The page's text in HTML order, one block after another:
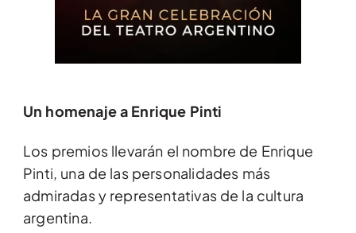
Un homenaje a Enrique Pinti
Los premios llevarán el nombre de Enrique
Pinti, una de las personalidades más
admiradas y representativas de la cultura
argentina.